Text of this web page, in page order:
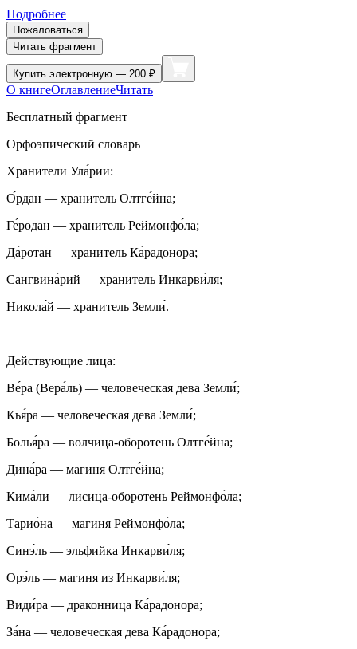
Подробнее
Пожаловаться
Читать фрагмент
Купить электронную — 200 ₽
О книгеОглавлениеЧитать
Бесплатный фрагмент
Орфоэпический словарь
Хранители Ула́рии:
О́рдан — хранитель Олтге́йна;
Ге́родан — хранитель Реймонфо́ла;
Да́ротан — хранитель Ка́радонора;
Сангвина́рий — хранитель Инкарви́ля;
Никола́й — хранитель Земли́.
Действующие лица:
Ве́ра (Вера́ль) — человеческая дева Земли́;
Кья́ра — человеческая дева Земли́;
Болья́ра — волчица-оборотень Олтге́йна;
Дина́ра — магиня Олтге́йна;
Кима́ли — лисица-оборотень Реймонфо́ла;
Тарио́на — магиня Реймонфо́ла;
Синэ́ль — эльфийка Инкарви́ля;
Орэ́ль — магиня из Инкарви́ля;
Види́ра — драконница Ка́радонора;
За́на — человеческая дева Ка́радонора;